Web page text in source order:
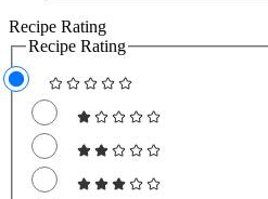
Recipe Rating
Recipe Rating